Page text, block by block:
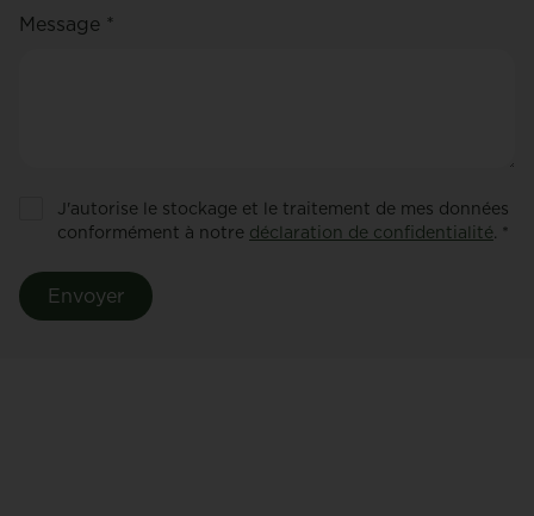
Message *
J'autorise le stockage et le traitement de mes données
conformément à notre déclaration de confidentialité. *
Envoyer